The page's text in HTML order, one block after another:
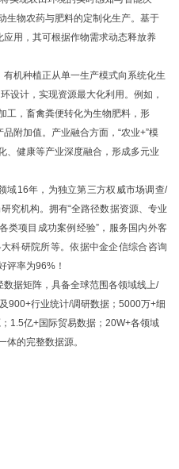
生物农药与肥料的定制化生产。基于
应用，其可根据作物需求动态释放养
机种植正从单一生产模式向系统化生
设计，实现资源最大化利用。例如，
工，畜禽粪便转化为生物肥料，形
附加值。产业融合方面，“农业+”模
、健康等产业深度融合，形成多元业
域16年 ，为独立第三方权威市场调查/
究机构。拥有“全路径数据资源、专业
类项目成功案例经验”， 服务国内外客
科研院所等。依据中金企信综合 咨询
评率为96%！
据矩阵，具备全球范围各领域线上/
900+行业统计/调研数据；5000万+细
1.5亿+国际贸易数据；20W+各领域
的完整数据源。